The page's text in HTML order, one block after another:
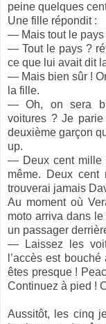
peine quelques
Une fille répondit :
— Mais tout le pays
— Tout le pays ?
ce que lui avait dit
— Mais bien sûr !
la fille.
— Oh, on sera
voitures ? Je
deuxième garçon
up.
— Deux cent mille
même. Deux
trouverai jamais
Au moment où
moto arriva dans
un passager
— Laissez les
l’accès est
êtes presque !
Continuez à pied !
Aussitôt, les cinq